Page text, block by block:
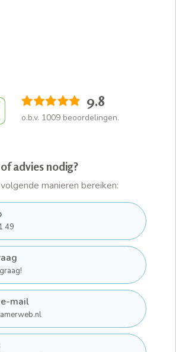
9.8
o.b.v. 1009 beoordelingen.
advies nodig?
manieren bereiken:
49
mail